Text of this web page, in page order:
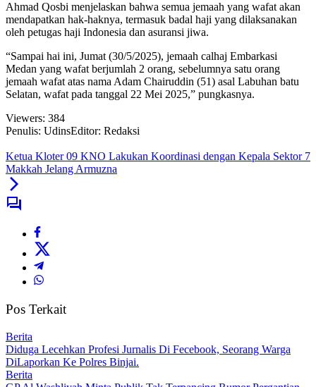
Ahmad Qosbi menjelaskan bahwa semua jemaah yang wafat akan
mendapatkan hak-haknya, termasuk badal haji yang dilaksanakan
oleh petugas haji Indonesia dan asuransi jiwa.
“Sampai hai ini, Jumat (30/5/2025), jemaah calhaj Embarkasi
Medan yang wafat berjumlah 2 orang, sebelumnya satu orang
jemaah wafat atas nama Adam Chairuddin (51) asal Labuhan batu
Selatan, wafat pada tanggal 22 Mei 2025,” pungkasnya.
Viewers: 384
Penulis: UdinsEditor: Redaksi
Ketua Kloter 09 KNO Lakukan Koordinasi dengan Kepala Sektor 7
Makkah Jelang Armuzna
Pos Terkait
Berita
Diduga Lecehkan Profesi Jurnalis Di Fecebook, Seorang Warga
DiLaporkan Ke Polres Binjai.
Berita